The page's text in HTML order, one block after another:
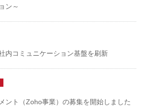
ン～
内コミュニケーション基盤を刷新
ント（Zoho事業）の募集を開始しました